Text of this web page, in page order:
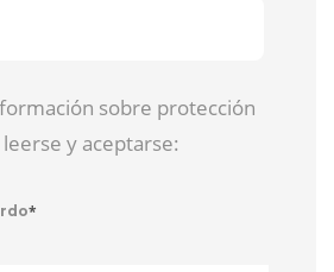
sobre protección
y aceptarse:
*